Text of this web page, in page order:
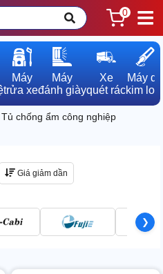
0
Máy
rửa xe
Máy
đánh giày
Xe
quét rác
Máy dò
kim loại
Tủ chống ẩm công nghiệp
Giá giảm dần
❯